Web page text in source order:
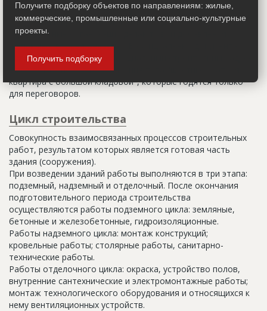
Настоящим строительным адресом можно считать адрес,
указанный в правоустанавливающих документах. Иногда
строительные организации делают свои добавления
(например, вторая очередь). В официальных документах
должен присутствовать официальный строительный адрес,
а все остальное - это уточнения типа "шестикомнатная
квартира с большой кладовой", которые годятся только
для переговоров.
Цикл строительства
Совокупность взаимосвязанных процессов строительных
работ, результатом которых является готовая часть
здания (сооружения).
При возведении зданий работы выполняются в три этапа:
подземный, надземный и отделочный. После окончания
подготовительного периода строительства
осуществляются работы подземного цикла: земляные,
бетонные и железобетонные, гидроизоляционные.
Работы надземного цикла: монтаж конструкций;
кровельные работы; столярные работы, санитарно-
технические работы.
Работы отделочного цикла: окраска, устройство полов,
внутренние сантехнические и электромонтажные работы;
монтаж технологического оборудования и относящихся к
нему вентиляционных устройств.
Получите подборку объектов по направлениям: жилые,
коммерческие, промышленные или социально-культурные
проекты.
Получить подборку